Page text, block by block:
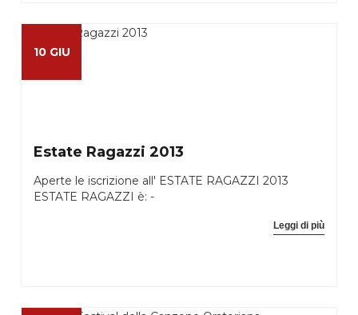
10 GIU
Estate Ragazzi 2013
Aperte le iscrizione all' ESTATE RAGAZZI 2013
ESTATE RAGAZZI è: -
Leggi di più